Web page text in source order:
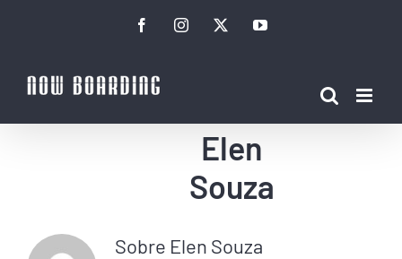
conteúdo
FacebookInstagramTwitterYouTube
Elen
Souza
Sobre Elen Souza